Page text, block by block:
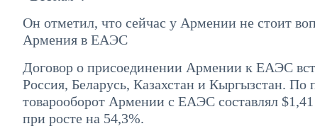
Он отметил, что сейчас у Армении не стоит
Армения в ЕАЭС
Договор о присоединении Армении к ЕАЭС
Россия, Беларусь, Казахстан и Кыргызстан.
товарооборот Армении с ЕАЭС составлял
при росте на 54,3%.